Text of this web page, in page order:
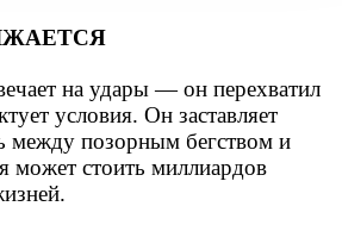
на удары — он перехватил
условия. Он заставляет
между позорным бегством и
может стоить миллиардов